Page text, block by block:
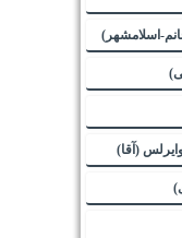
اسلامشهر)
(آقا)